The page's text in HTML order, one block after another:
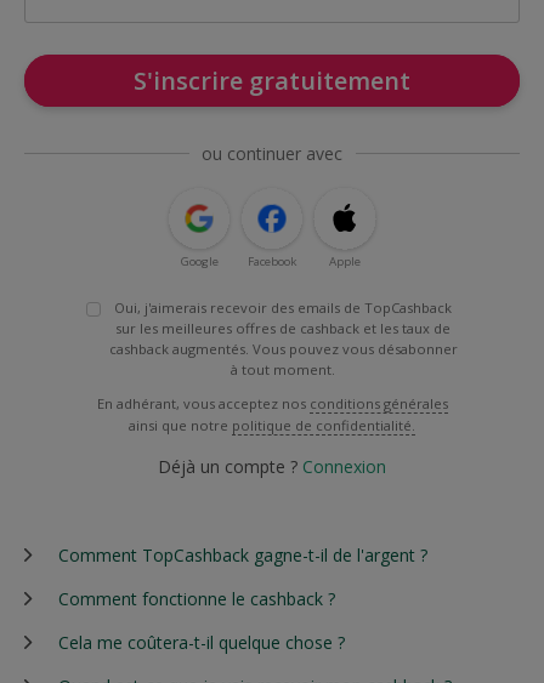
S'inscrire gratuitement
ou continuer avec
Google Facebook Apple
Oui, j'aimerais recevoir des emails de TopCashback
sur les meilleures offres de cashback et les taux de
cashback augmentés. Vous pouvez vous désabonner
à tout moment.
En adhérant, vous acceptez nos conditions générales
ainsi que notre politique de confidentialité.
Déjà un compte ? Connexion
Comment TopCashback gagne-t-il de l'argent ?
Comment fonctionne le cashback ?
Cela me coûtera-t-il quelque chose ?